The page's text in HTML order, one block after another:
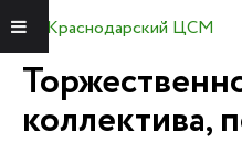
коллектива,
Краснодарский ЦСМ